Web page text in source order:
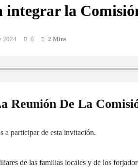
la
2024 0 2 Mins
Reunión De La
a participar de esta invitación.
de las familias locales y de los